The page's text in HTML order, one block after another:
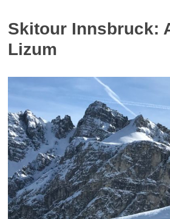
Skitour Innsbruck:
Lizum